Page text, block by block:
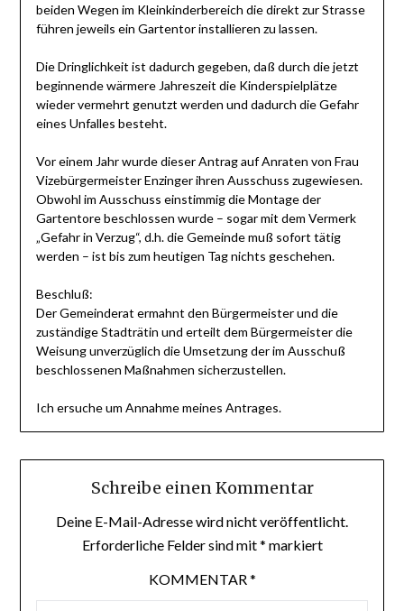
beiden Wegen im Kleinkinderbereich die direkt zur Strasse
führen jeweils ein Gartentor installieren zu lassen.
Die Dringlichkeit ist dadurch gegeben, daß durch die jetzt
beginnende wärmere Jahreszeit die Kinderspielplätze
wieder vermehrt genutzt werden und dadurch die Gefahr
eines Unfalles besteht.
Vor einem Jahr wurde dieser Antrag auf Anraten von Frau
Vizebürgermeister Enzinger ihren Ausschuss zugewiesen.
Obwohl im Ausschuss einstimmig die Montage der
Gartentore beschlossen wurde – sogar mit dem Vermerk
„Gefahr in Verzug“, d.h. die Gemeinde muß sofort tätig
werden – ist bis zum heutigen Tag nichts geschehen.
Beschluß:
Der Gemeinderat ermahnt den Bürgermeister und die
zuständige Stadträtin und erteilt dem Bürgermeister die
Weisung unverzüglich die Umsetzung der im Ausschuß
beschlossenen Maßnahmen sicherzustellen.
Ich ersuche um Annahme meines Antrages.
Schreibe einen Kommentar
Deine E-Mail-Adresse wird nicht veröffentlicht.
Erforderliche Felder sind mit* markiert
KOMMENTAR*